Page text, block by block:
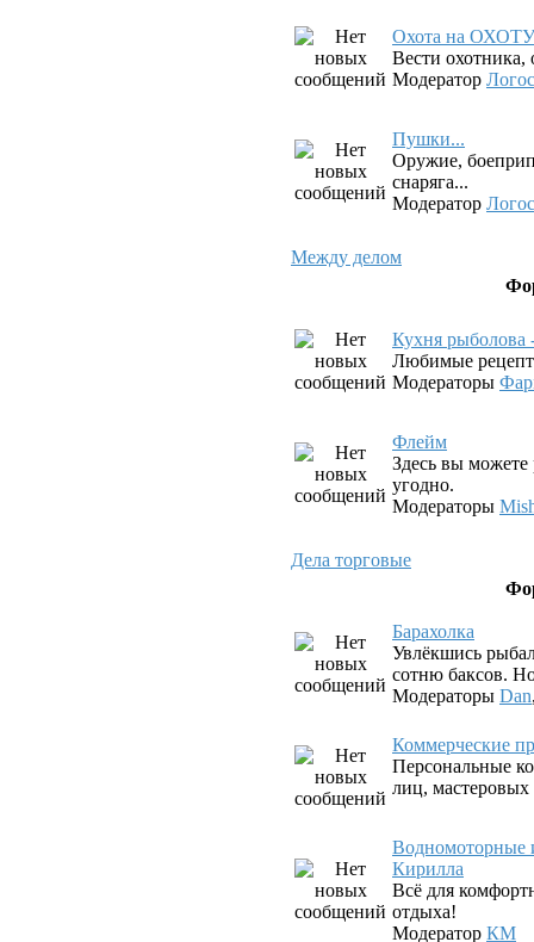
Охота на ОХОТУ
Вести охотника,
Модератор Логос
Пушки...
Оружие,
снаряга...
Модератор Логос
Между делом
Кухня рыболова
Любимые
Модераторы
Флeйм
Здесь вы можете
угодно.
Модераторы
Дела торговые
Барахолка
Увлёкшись
сотню баксов.
Модераторы Dan
Коммерческие
Персональные
лиц,
Водномоторные
Кирилла
Всё для
отдыха!
Модератор КМ